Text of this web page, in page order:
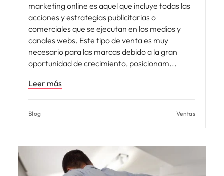
marketing online es aquel que incluye todas las
acciones y estrategias publicitarias o
comerciales que se ejecutan en los medios y
canales webs. Este tipo de venta es muy
necesario para las marcas debido a la gran
oportunidad de crecimiento, posicionam
Leer más
Blog Ventas